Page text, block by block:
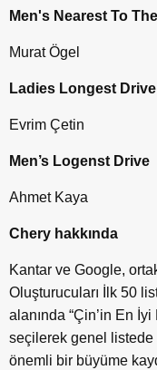
Men's Nearest To
Murat Ögel
Ladies Longest Drive
Evrim Çetin
Men’s Logenst Drive
Ahmet Kaya
Chery hakkında
Kantar ve Google,
Oluşturucuları İlk 50
alanında “Çin’in En
seçilerek genel listede
önemli bir büyüme